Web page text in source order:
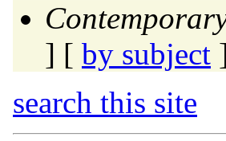
] [ by subject
search this site